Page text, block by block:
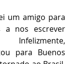
um amigo para
a nos escrever
Infelizmente,
para Buenos